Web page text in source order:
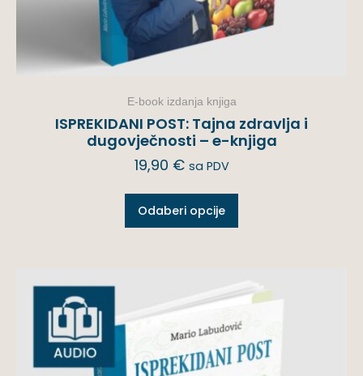
E-book izdanja knjiga
ISPREKIDANI POST: Tajna zdravlja i
dugovječnosti – e-knjiga
19,90 € sa PDV
Odaberi opcije